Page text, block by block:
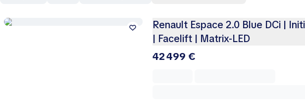
Renault Espace 2.0 Blue DCi |
| Facelift | Matrix-LED
42 499 €